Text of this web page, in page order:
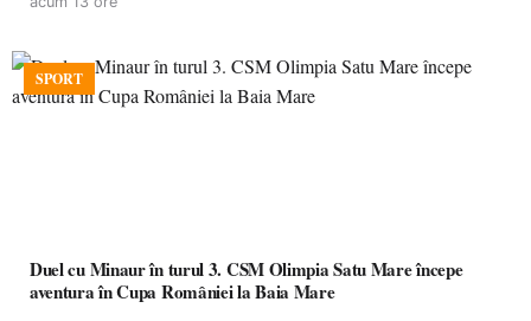
SPORT
Duel cu Minaur în turul 3. CSM Olimpia Satu Mare începe
aventura în Cupa României la Baia Mare